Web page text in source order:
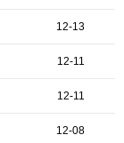
12-13
12-11
12-11
12-08